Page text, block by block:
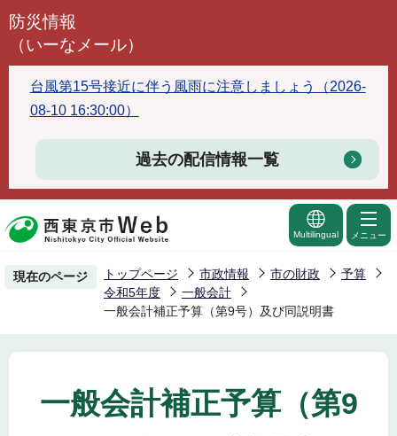
こ
で
す
防災情報
（いーなメール）
台風第15号接近に伴う風雨に注意しましょう（2026-
08-10 16:30:00）
過去の配信情報一覧
Multilingual メニュー
現在のページ トップページ 市政情報 市の財政
予算
令和5年度
一般会計
一般会計補正予算（第9号）及び同説明書
一般会計補正予算（第9